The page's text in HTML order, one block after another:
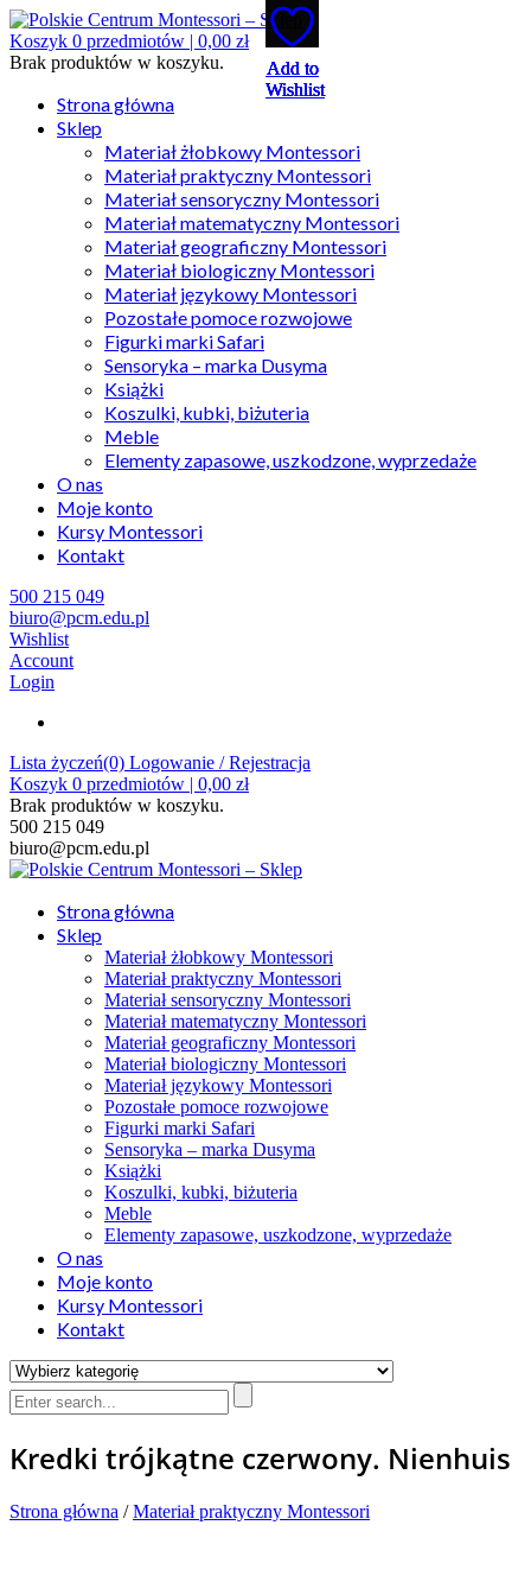
Koszyk 0 przedmiotów | 0,00 zł
Brak produktów w koszyku.
Strona główna
Sklep
Materiał żłobkowy Montessori
Materiał praktyczny Montessori
Materiał sensoryczny Montessori
Materiał matematyczny Montessori
Materiał geograficzny Montessori
Materiał biologiczny Montessori
Materiał językowy Montessori
Pozostałe pomoce rozwojowe
Figurki marki Safari
Sensoryka – marka Dusyma
Książki
Koszulki, kubki, biżuteria
Meble
Elementy zapasowe, uszkodzone, wyprzedaże
O nas
Moje konto
Kursy Montessori
Kontakt
500 215 049
biuro@pcm.edu.pl
Wishlist
Account
Login
Lista życzeń(0) Logowanie / Rejestracja
Koszyk 0 przedmiotów | 0,00 zł
Brak produktów w koszyku.
500 215 049
biuro@pcm.edu.pl
Strona główna
Sklep
Materiał żłobkowy Montessori
Materiał praktyczny Montessori
Materiał sensoryczny Montessori
Materiał matematyczny Montessori
Materiał geograficzny Montessori
Materiał biologiczny Montessori
Materiał językowy Montessori
Pozostałe pomoce rozwojowe
Figurki marki Safari
Sensoryka – marka Dusyma
Książki
Koszulki, kubki, biżuteria
Meble
Elementy zapasowe, uszkodzone, wyprzedaże
O nas
Moje konto
Kursy Montessori
Kontakt
Kredki trójkątne czerwony. Nienhuis
Strona główna /Materiał praktyczny Montessori
Add to
Wishlist
Add to
Wishlist
Add to
Wishlist
Add to
Wishlist
Add to
Wishlist